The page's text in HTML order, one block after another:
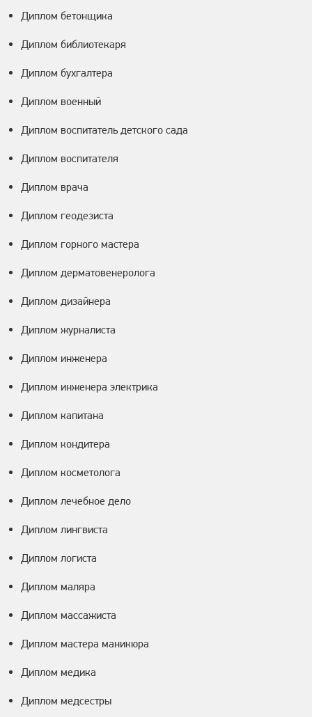
Диплом бетонщика
Диплом библиотекаря
Диплом бухгалтера
Диплом военный
Диплом воспитатель детского сада
Диплом воспитателя
Диплом врача
Диплом геодезиста
Диплом горного мастера
Диплом дерматовенеролога
Диплом дизайнера
Диплом журналиста
Диплом инженера
Диплом инженера электрика
Диплом капитана
Диплом кондитера
Диплом косметолога
Диплом лечебное дело
Диплом лингвиста
Диплом логиста
Диплом маляра
Диплом массажиста
Диплом мастера маникюра
Диплом медика
Диплом медсестры